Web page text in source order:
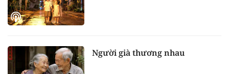
Người già thương nhau